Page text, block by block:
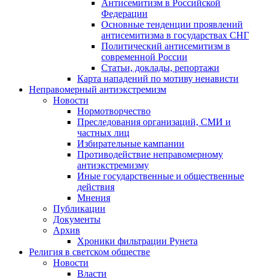
Антисемитизм в Российской
Федерации
Основные тенденции проявлений
антисемитизма в государствах СНГ
Политический антисемитизм в
современной России
Статьи, доклады, репортажи
Карта нападений по мотиву ненависти
Неправомерный антиэкстремизм
Новости
Нормотворчество
Преследования организаций, СМИ и
частных лиц
Избирательные кампании
Противодействие неправомерному
антиэкстремизму
Иные государственные и общественные
действия
Мнения
Публикации
Документы
Архив
Хроники фильтрации Рунета
Религия в светском обществе
Новости
Власти